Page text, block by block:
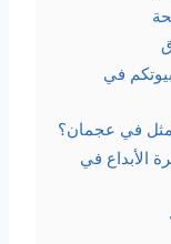
في
في عجمان؟
الأبداع في